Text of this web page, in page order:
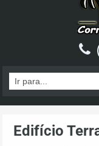
Edifício